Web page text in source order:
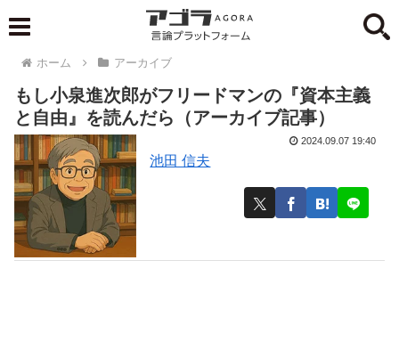
ホーム アーカイブ
もし小泉進次郎がフリードマンの『資本主義
と自由』を読んだら（アーカイブ記事）
池田 信夫
2024.09.07 19:40